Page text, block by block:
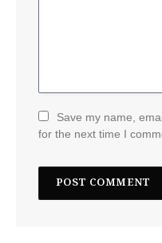
Save my name,
for the next time I